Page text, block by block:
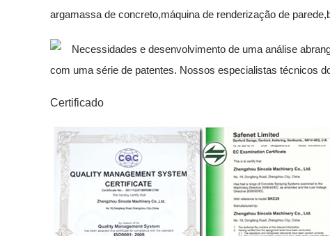
argamassa de concreto,máquina de renderização de
Necessidades e desenvolvimento de uma análise
com uma série de patentes. Nossos especialistas técnicos
Certificado